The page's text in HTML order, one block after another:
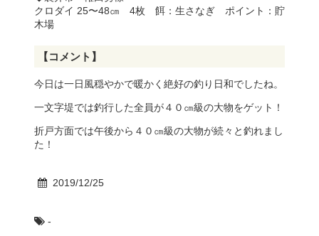
クロダイ 25〜48㎝ 4枚 餌：生さなぎ ポイント：貯
木場
【コメント】
今日は一日風穏やかで暖かく絶好の釣り日和でしたね。
一文字堤では釣行した全員が４０㎝級の大物をゲット！
折戸方面では午後から４０㎝級の大物が続々と釣れまし
た！
2019/12/25
-